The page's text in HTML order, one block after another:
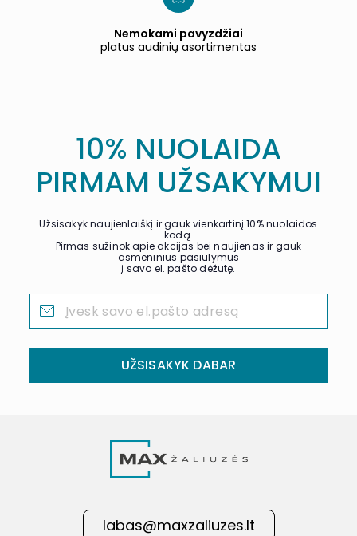
Nemokami pavyzdžiai
platus audinių asortimentas
10% NUOLAIDA
PIRMAM UŽSAKYMUI
Užsisakyk naujienlaiškį ir gauk vienkartinį 10% nuolaidos
kodą.
Pirmas sužinok apie akcijas bei naujienas ir gauk
asmeninius pasiūlymus
į savo el. pašto dėžutę.
UŽSISAKYK DABAR
labas@maxzaliuzes.lt